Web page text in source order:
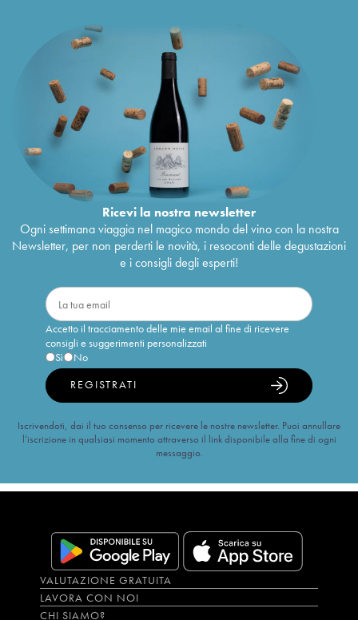
Ricevi la nostra newsletter
Ogni settimana viaggia nel magico mondo del vino con la nostra
Newsletter, per non perderti le novità, i resoconti delle degustazioni
e i consigli degli esperti!
Accetto il tracciamento delle mie email al fine di ricevere
consigli e suggerimenti personalizzati
Sì
No
REGISTRATI
Iscrivendoti, dai il tuo consenso per ricevere le nostre newsletter. Puoi annullare
l’iscrizione in qualsiasi momento attraverso il link disponibile alla fine di ogni
messaggio.
VALUTAZIONE GRATUITA
LAVORA CON NOI
CHI SIAMO?